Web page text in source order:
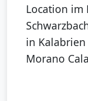
Location im
in
Morano